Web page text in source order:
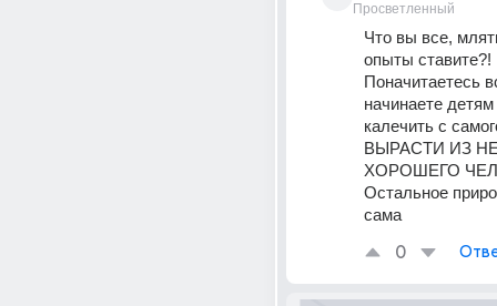
Просветленный
Что вы все,
опыты ставите?!
Поначитаетесь
начинаете
калечить с
ВЫРАСТИ ИЗ
ХОРОШЕГО
Остальное
сама
0